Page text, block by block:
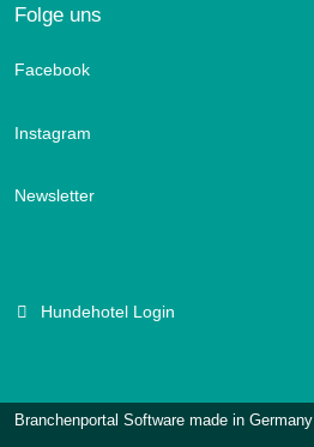
Folge uns
Facebook
Instagram
Newsletter
Hundehotel Login
Branchenportal Software made in Germany